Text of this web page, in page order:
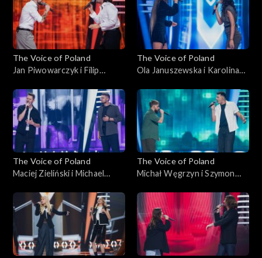
Poland”, Bitwy, 18
października 2025
Poland”, Bitwy, 18
października 2025
The Voice of Poland
Jan Piwowarczyk i Filip
Open”; „The Voice of
Poland”, Bitwy, 11
października 2025
The Voice of Poland
Ola Januszewska i Karolina
„The Voice of Poland”, Bitwy,
11 października 2025
The Voice of Poland
Maciej Zieliński i Michael
of Poland”, Bitwy, 11
października 2025
The Voice of Poland
Michał Węgrzyn i Szymon
Voice of Poland”, Bitwy, 11
października 2025